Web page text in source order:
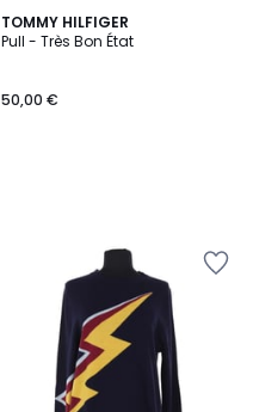
TOMMY HILFIGER
Pull - Très Bon État
50,00 €